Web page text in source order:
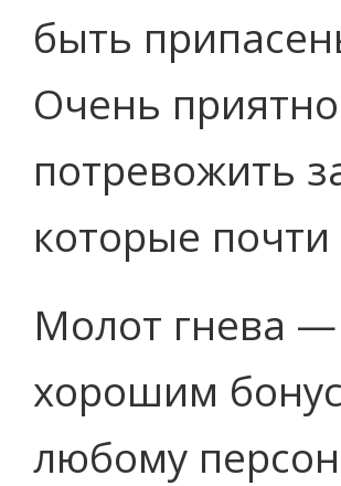
быть
Очень
потревожить
которые
Молот гнева
хорошим
любому